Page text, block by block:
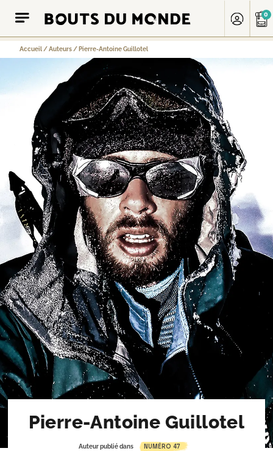
0
Accueil /Auteurs / Pierre-Antoine Guillotel
Pierre-Antoine Guillotel
Auteur publié dans NUMÉRO 47